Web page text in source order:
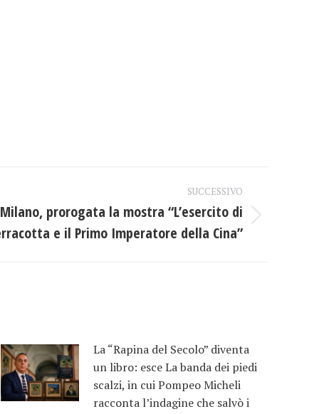
SUCCESSIVO
prorogata la mostra “L’esercito di
e il Primo Imperatore della Cina”
La “Rapina del Secolo” diventa
un libro: esce La banda dei piedi
scalzi, in cui Pompeo Micheli
racconta l’indagine che salvò i